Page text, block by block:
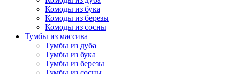
Комоды из бука
Комоды из березы
Комоды из сосны
Тумбы из массива
Тумбы из дуба
Тумбы из бука
Тумбы из березы